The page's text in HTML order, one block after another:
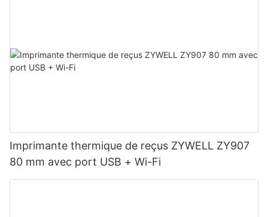
Imprimante thermique de reçus ZYWELL ZY907
80 mm avec port USB + Wi-Fi